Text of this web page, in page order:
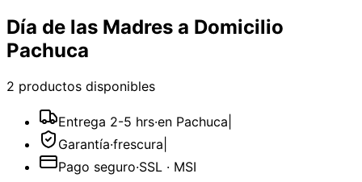
Día de las Madres a Domicilio
Pachuca
2 productos disponibles
Entrega 2-5 hrs·en Pachuca
Garantía·frescura
Pago seguro·SSL · MSI